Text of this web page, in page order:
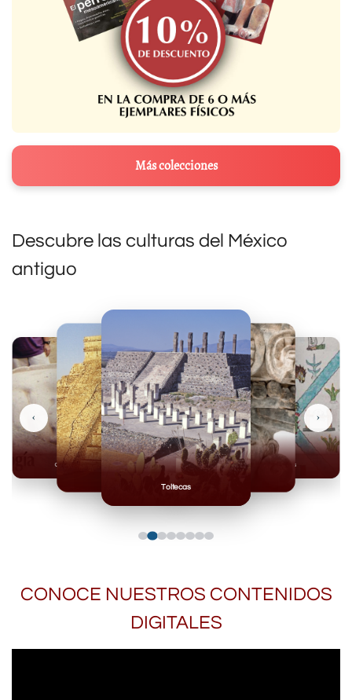
Más colecciones
Descubre las culturas del México
antiguo
Toltecas
Mexicas
Olmecas
‹ ›
CONOCE NUESTROS CONTENIDOS
DIGITALES